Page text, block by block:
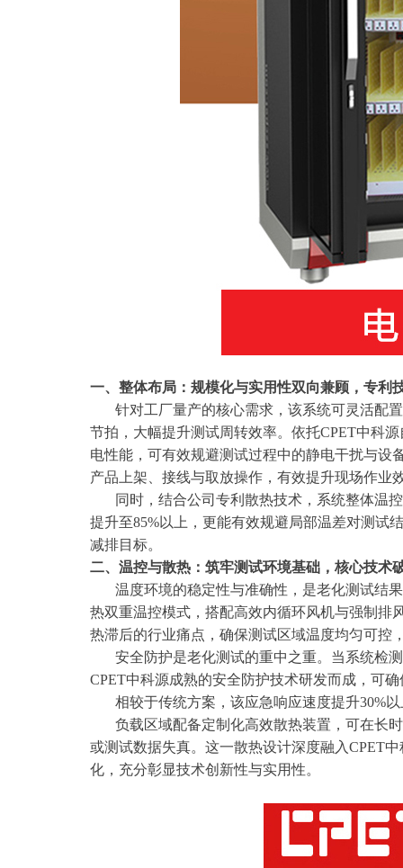
一、整体布局：规模化与实用性双向兼顾，专利
针对工厂量产的核心需求，该系统可灵活配置
节拍，大幅提升测试周转效率。依托CPET中科
电性能，可有效规避测试过程中的静电干扰与设
产品上架、接线与取放操作，有效提升现场作业
同时，结合公司专利散热技术，系统整体温控
提升至85%以上，更能有效规避局部温差对测试
减排目标。
二、温控与散热：筑牢测试环境基础，核心技术
温度环境的稳定性与准确性，是老化测试结果
热双重温控模式，搭配高效内循环风机与强制排
热滞后的行业痛点，确保测试区域温度均匀可控
安全防护是老化测试的重中之重。当系统检测
CPET中科源成熟的安全防护技术研发而成，可
相较于传统方案，该应急响应速度提升30%以
负载区域配备定制化高效散热装置，可在长时
或测试数据失真。这一散热设计深度融入CPET
化，充分彰显技术创新性与实用性。